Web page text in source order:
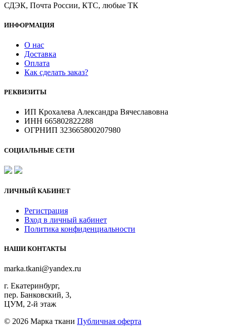
СДЭК, Почта России, КТС, любые ТК
ИНФОРМАЦИЯ
О нас
Доставка
Оплата
Как сделать заказ?
РЕКВИЗИТЫ
ИП Крохалева Александра Вячеславовна
ИНН 665802822288
ОГРНИП 323665800207980
СОЦИАЛЬНЫЕ СЕТИ
ЛИЧНЫЙ КАБИНЕТ
Регистрация
Вход в личный кабинет
Политика конфиденциальности
НАШИ КОНТАКТЫ
marka.tkani@yandex.ru
г. Екатеринбург,
пер. Банковский, 3,
ЦУМ, 2-й этаж
© 2026 Марка ткани Публичная оферта